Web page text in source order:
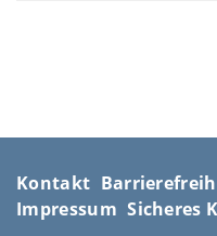
Kontakt
Impressum Sicheres